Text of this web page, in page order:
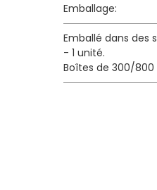
Emballage:
Emballé dans des
- 1 unité.
Boîtes de 300/800